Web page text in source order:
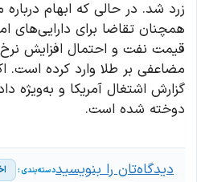
زرد شد. در حالی که ابهام درباره
همچنان تقاضا برای دارایی‌های
قیمت نفت و احتمال افزایش نرخ
مضاعفی بر طلا وارد کرده است.
دوخته شده است.
دیدگاه‌تان را بنویسید